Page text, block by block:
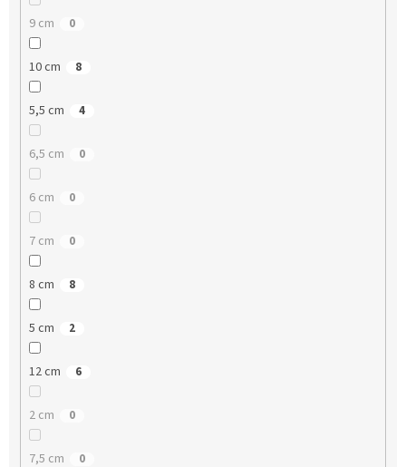
9 cm 0
10 cm 8
5,5 cm 4
6,5 cm 0
6 cm 0
7 cm 0
8 cm 8
5 cm 2
12 cm 6
2 cm 0
7,5 cm 0